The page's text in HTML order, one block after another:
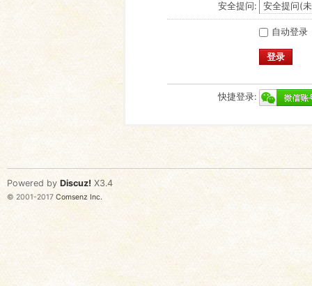
安全提问:
自动登录
登录
快捷登录:
Powered by Discuz! X3.4
© 2001-2017 Comsenz Inc.